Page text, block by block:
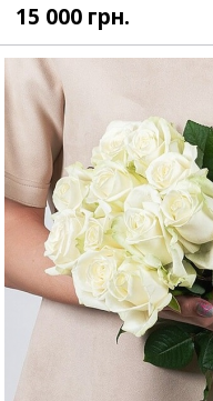
15 000 грн.